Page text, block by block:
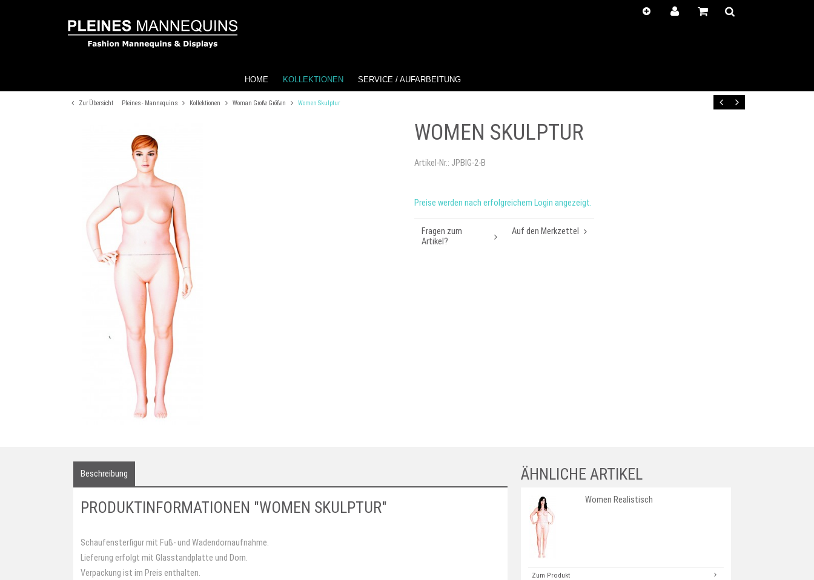
Kunden-
Positionen
anzeigen
HOME KOLLEKTIONEN SERVICE / AUFARBEITUNG
Zur Übersicht Pleines - Mannequins Kollektionen Woman Große Größen Women Skulptur ZurückVor
WOMEN SKULPTUR
Artikel-Nr.: JPBIG-2-B
Preise werden nach erfolgreichem Login angezeigt.
Fragen zum
Artikel?
Auf den Merkzettel
Beschreibung
PRODUKTINFORMATIONEN "WOMEN SKULPTUR"
Schaufensterfigur mit Fuß- und Wadendornaufnahme.
Lieferung erfolgt mit Glasstandplatte und Dorn.
Verpackung ist im Preis enthalten.
ÄHNLICHE ARTIKEL
Women Realistisch
Zum Produkt